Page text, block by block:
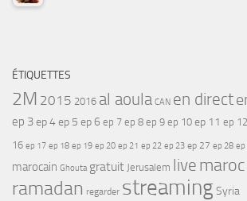
ÉTIQUETTES
2M 2015 2016 al aoula CAN en direct
ep 3ep 4ep 5 ep 6 ep 7 ep 8 ep 9 ep 10 ep 11 ep 12
16 ep 17 ep 18 ep 19 ep 20 ep 21 ep 22 ep 23 ep 27 ep 28 ep
marocain Ghouta gratuit Jerusalem live maroc
ramadan regarder streamingSyria